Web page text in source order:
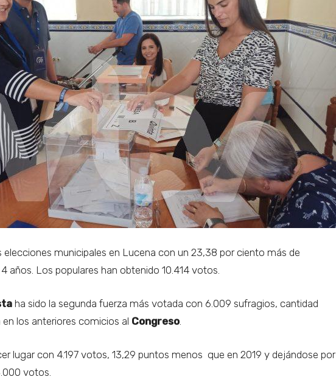
elecciones municipales en Lucena con un 23,38 por ciento más de
años. Los populares han obtenido 10.414 votos.
ha sido la segunda fuerza más votada con 6.009 sufragios, cantidad
los anteriores comicios al Congreso
lugar con 4.197 votos, 13,29 puntos menos que en 2019 y dejándose por
votos.